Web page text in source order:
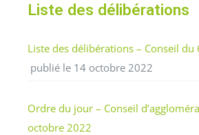
Liste des délibérations
Liste des délibérations – Conseil
publié le 14 octobre 2022
Ordre du jour – Conseil
octobre 2022